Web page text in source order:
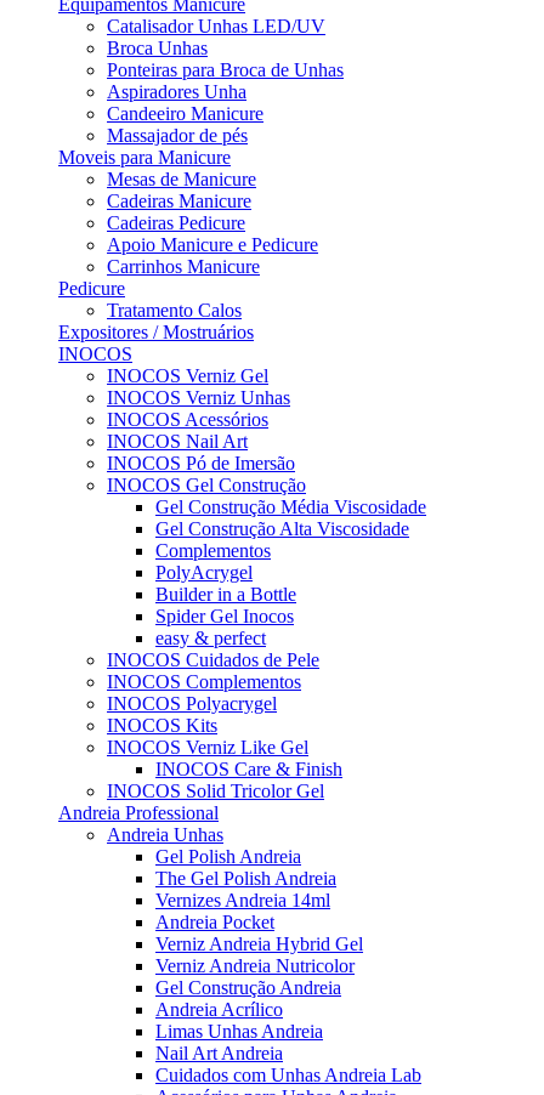
Equipamentos Manicure
Catalisador Unhas LED/UV
Broca Unhas
Ponteiras para Broca de Unhas
Aspiradores Unha
Candeeiro Manicure
Massajador de pés
Moveis para Manicure
Mesas de Manicure
Cadeiras Manicure
Cadeiras Pedicure
Apoio Manicure e Pedicure
Carrinhos Manicure
Pedicure
Tratamento Calos
Expositores / Mostruários
INOCOS
INOCOS Verniz Gel
INOCOS Verniz Unhas
INOCOS Acessórios
INOCOS Nail Art
INOCOS Pó de Imersão
INOCOS Gel Construção
Gel Construção Média Viscosidade
Gel Construção Alta Viscosidade
Complementos
PolyAcrygel
Builder in a Bottle
Spider Gel Inocos
easy & perfect
INOCOS Cuidados de Pele
INOCOS Complementos
INOCOS Polyacrygel
INOCOS Kits
INOCOS Verniz Like Gel
INOCOS Care & Finish
INOCOS Solid Tricolor Gel
Andreia Professional
Andreia Unhas
Gel Polish Andreia
The Gel Polish Andreia
Vernizes Andreia 14ml
Andreia Pocket
Verniz Andreia Hybrid Gel
Verniz Andreia Nutricolor
Gel Construção Andreia
Andreia Acrílico
Limas Unhas Andreia
Nail Art Andreia
Cuidados com Unhas Andreia Lab